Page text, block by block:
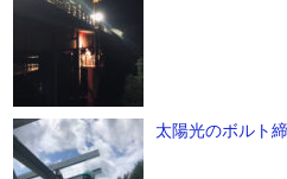
太陽光のボルト